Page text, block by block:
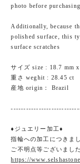
photo before
Additionally, because
polished surface, this
surface scratches
サイズ size : 18.7 mm
重さ weghit : 28.45 ct
産地 origin： Brazil
♦ジュエリー加工♦
指輪への加工につきま
ご不明点等ございまし
https://